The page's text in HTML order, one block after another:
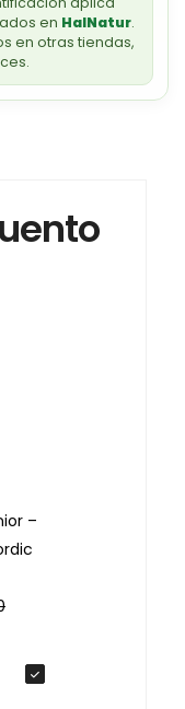
en HalNatur.
en otras tiendas,
–